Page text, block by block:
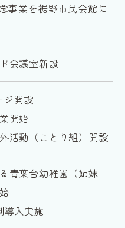
事業を裾野市民会館に
会議室新設
ジ開設
開始
活動（ことり組）開設
青葉台幼稚園（姉妹
導入実施